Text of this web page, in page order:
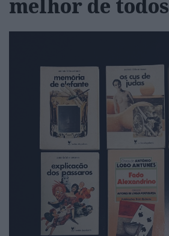
melhor de todos